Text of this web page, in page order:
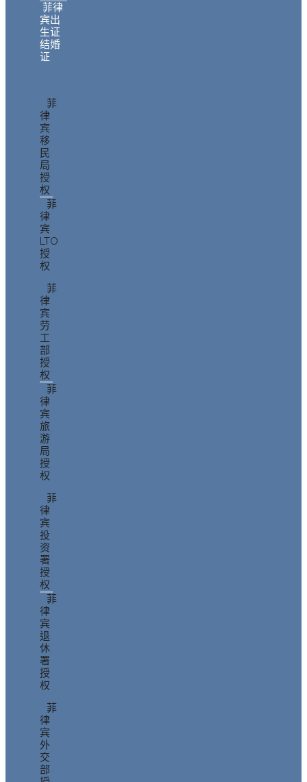
菲律
宾出
生证
结婚
证
菲
律
宾
移
民
局
授
权
菲
律
宾
LTO
授
权
菲
律
宾
劳
工
部
授
权
菲
律
宾
旅
游
局
授
权
菲
律
宾
投
资
署
授
权
菲
律
宾
退
休
署
授
权
菲
律
宾
外
交
部